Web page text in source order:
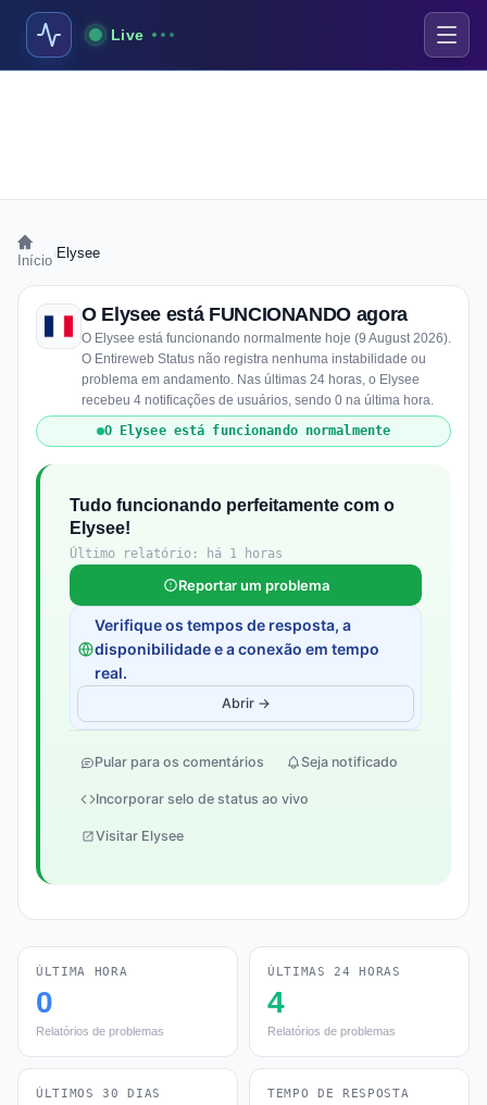
Live
Início Elysee
O Elysee está FUNCIONANDO agora
O Elysee está funcionando normalmente hoje (9 August 2026).
O Entireweb Status não registra nenhuma instabilidade ou
problema em andamento. Nas últimas 24 horas, o Elysee
recebeu 4 notificações de usuários, sendo 0 na última hora.
O Elysee está funcionando normalmente
Tudo funcionando perfeitamente com o
Elysee!
Último relatório: há 1 horas
Reportar um problema
Verifique os tempos de resposta, a
disponibilidade e a conexão em tempo
real.
Abrir →
Pular para os comentários Seja notificado
Incorporar selo de status ao vivo
Visitar Elysee
ÚLTIMA HORA
0
Relatórios de problemas
ÚLTIMAS 24 HORAS
4
Relatórios de problemas
ÚLTIMOS 30 DIAS TEMPO DE RESPOSTA